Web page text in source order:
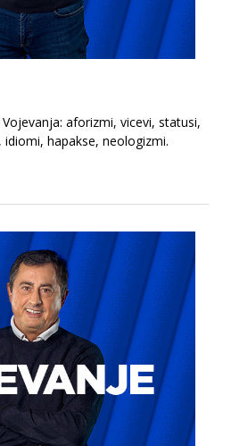
Vojevanja: aforizmi, vicevi, statusi,
hapakse, neologizmi.